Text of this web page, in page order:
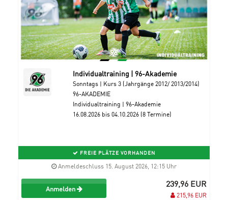
Individualtraining | 96-Akademie
Sonntags | Kurs 3 (Jahrgänge 2012/ 2013/2014)
96-AKADEMIE
Individualtraining | 96-Akademie
16.08.2026 bis 04.10.2026 (8 Termine)
FREIE PLÄTZE VORHANDEN
Anmeldeschluss 15. August 2026, 12:15 Uhr
Anmelden 239,96 EUR
215,96 EUR